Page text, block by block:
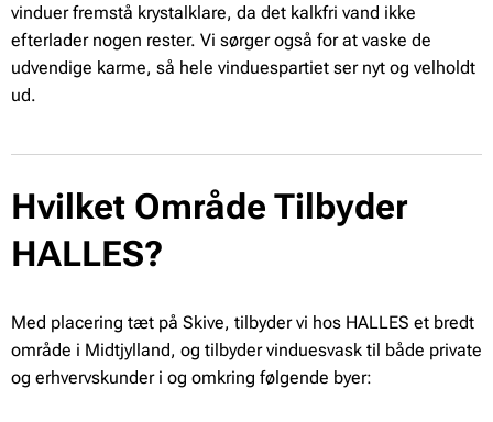
vinduer fremstå krystalklare, da det kalkfri vand ikke
efterlader nogen rester. Vi sørger også for at vaske de
udvendige karme, så hele vinduespartiet ser nyt og velholdt
ud.
Hvilket Område Tilbyder
HALLES?
Med placering tæt på Skive, tilbyder vi hos HALLES et bredt
område i Midtjylland, og tilbyder vinduesvask til både private
og erhvervskunder i og omkring følgende byer: